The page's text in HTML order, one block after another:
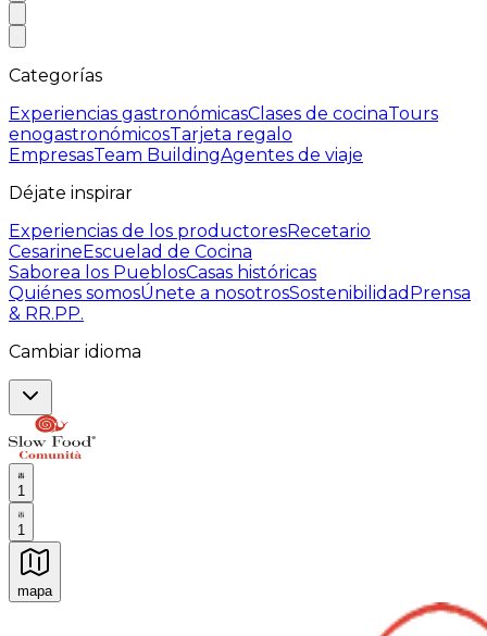
Categorías
Experiencias gastronómicasClases de cocinaTours
enogastronómicosTarjeta regalo
EmpresasTeam BuildingAgentes de viaje
Déjate inspirar
Experiencias de los productoresRecetario
CesarineEscuelad de Cocina
Saborea los PueblosCasas históricas
Quiénes somosÚnete a nosotrosSostenibilidad Prensa
& RR.PP.
Cambiar idioma
1
1
mapa
Experiencias culinarias inolvidables: Experiencias